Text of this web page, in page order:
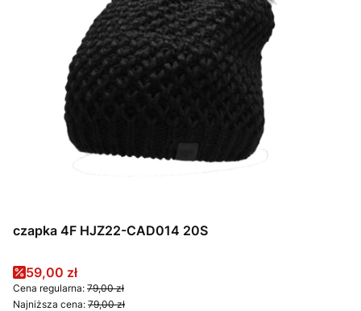
czapka 4F HJZ22-CAD014 20S
Cena promocyjna
59,00 zł
Cena regularna: 79,00 zł
Najniższa cena: 79,00 zł